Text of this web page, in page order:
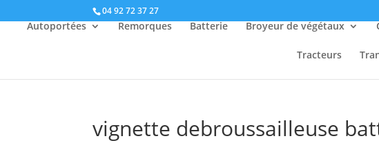
04 92 72 37 27
Autoportées Remorques Batterie Broyeur de végétaux
Tracteurs
vignette debroussailleuse